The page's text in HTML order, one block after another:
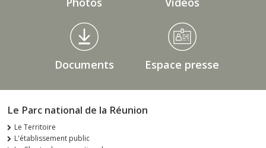
Documents Espace presse
Le Parc national de la Réunion
Le Territoire
L'établissement public